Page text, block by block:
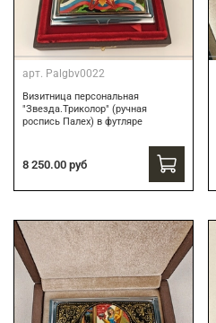
арт. Palgbv0022
Визитница персональная
"Звезда.Триколор" (ручная
роспись Палех) в футляре
8 250.00 руб